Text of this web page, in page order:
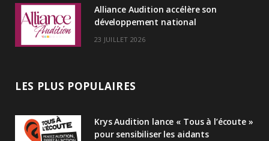
Alliance Audition accélère son
développement national
23 JUILLET 2026
LES PLUS POPULAIRES
Krys Audition lance « Tous à l’écoute »
pour sensibiliser les aidants